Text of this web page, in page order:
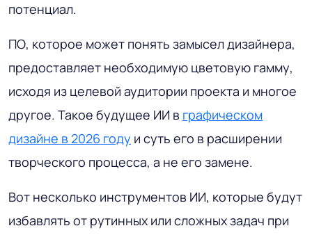
потенциал.
ПО, которое может понять замысел дизайнера,
предоставляет необходимую цветовую гамму,
исходя из целевой аудитории проекта и многое
другое. Такое будущее ИИ в графическом
дизайне в 2026 году и суть его в расширении
творческого процесса, а не его замене.
Вот несколько инструментов ИИ, которые будут
избавлять от рутинных или сложных задач при